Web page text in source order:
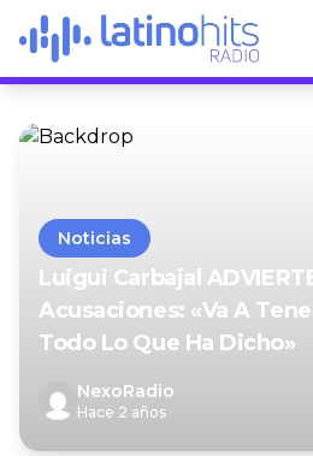
Noticias
Luigui Carbajal
Acusaciones: «Va A
Todo Lo Que Ha Dicho»
NexoRadio
Hace 2 años